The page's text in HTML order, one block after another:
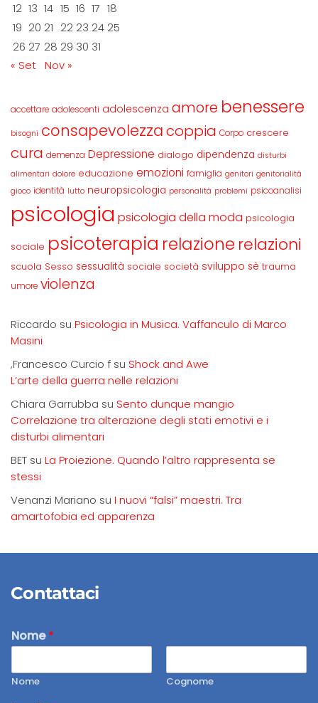
12 13 14 15 16 17 18
19 20 21 22 23 24 25
26 27 28 29 30 31
« Set Nov »
accettare adolescenti adolescenza amore benessere
bisogni consapevolezzacoppia Corpo crescere
cura demenza Depressione dialogo dipendenza disturbi
alimentari dolore educazione emozioni famiglia genitori genitorialità
gioco identità lutto neuropsicologia personalità problemi psicoanalisi
psicologia psicologia della moda psicologia
sociale psicoterapia relazione relazioni
scuola Sesso sessualità sociale società sviluppo sè trauma
umore violenza
Riccardo su Psicologia in Musica. Vaffanculo di Marco
Masini
,Francesco Curcio f su Shock and Awe
L’arte della guerra nelle relazioni
Chiara Garrubba su Sento dunque mangio
Correlazione tra alterazione degli stati emotivi e i
disturbi alimentari
BET su La Proiezione. Quando l’altro rappresenta se
stessi
Venanzi Mariano su I nuovi “falsi” maestri. Tra
amartofobia ed apparenza
Contattaci
Nome*
Nome Cognome